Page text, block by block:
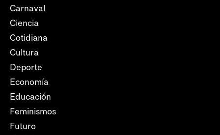
Carnaval
Ciencia
Cotidiana
Cultura
Deporte
Economía
Educación
Feminismos
Futuro